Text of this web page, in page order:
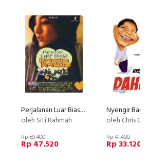
Perjalanan Luar Biasa Perempuan-Perempuan Berhijab
oleh Siti Rahmah
Rp 59.400
Rp 47.520
oleh Chris
Rp 41.400
Rp 33.120